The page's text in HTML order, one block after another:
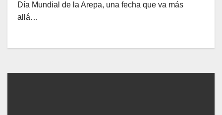
Día Mundial de la Arepa, una fecha que va más
allá…